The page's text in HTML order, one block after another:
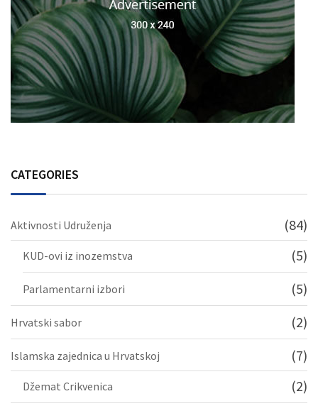
CATEGORIES
Aktivnosti Udruženja (84)
KUD-ovi iz inozemstva (5)
Parlamentarni izbori (5)
Hrvatski sabor (2)
Islamska zajednica u Hrvatskoj (7)
Džemat Crikvenica (2)